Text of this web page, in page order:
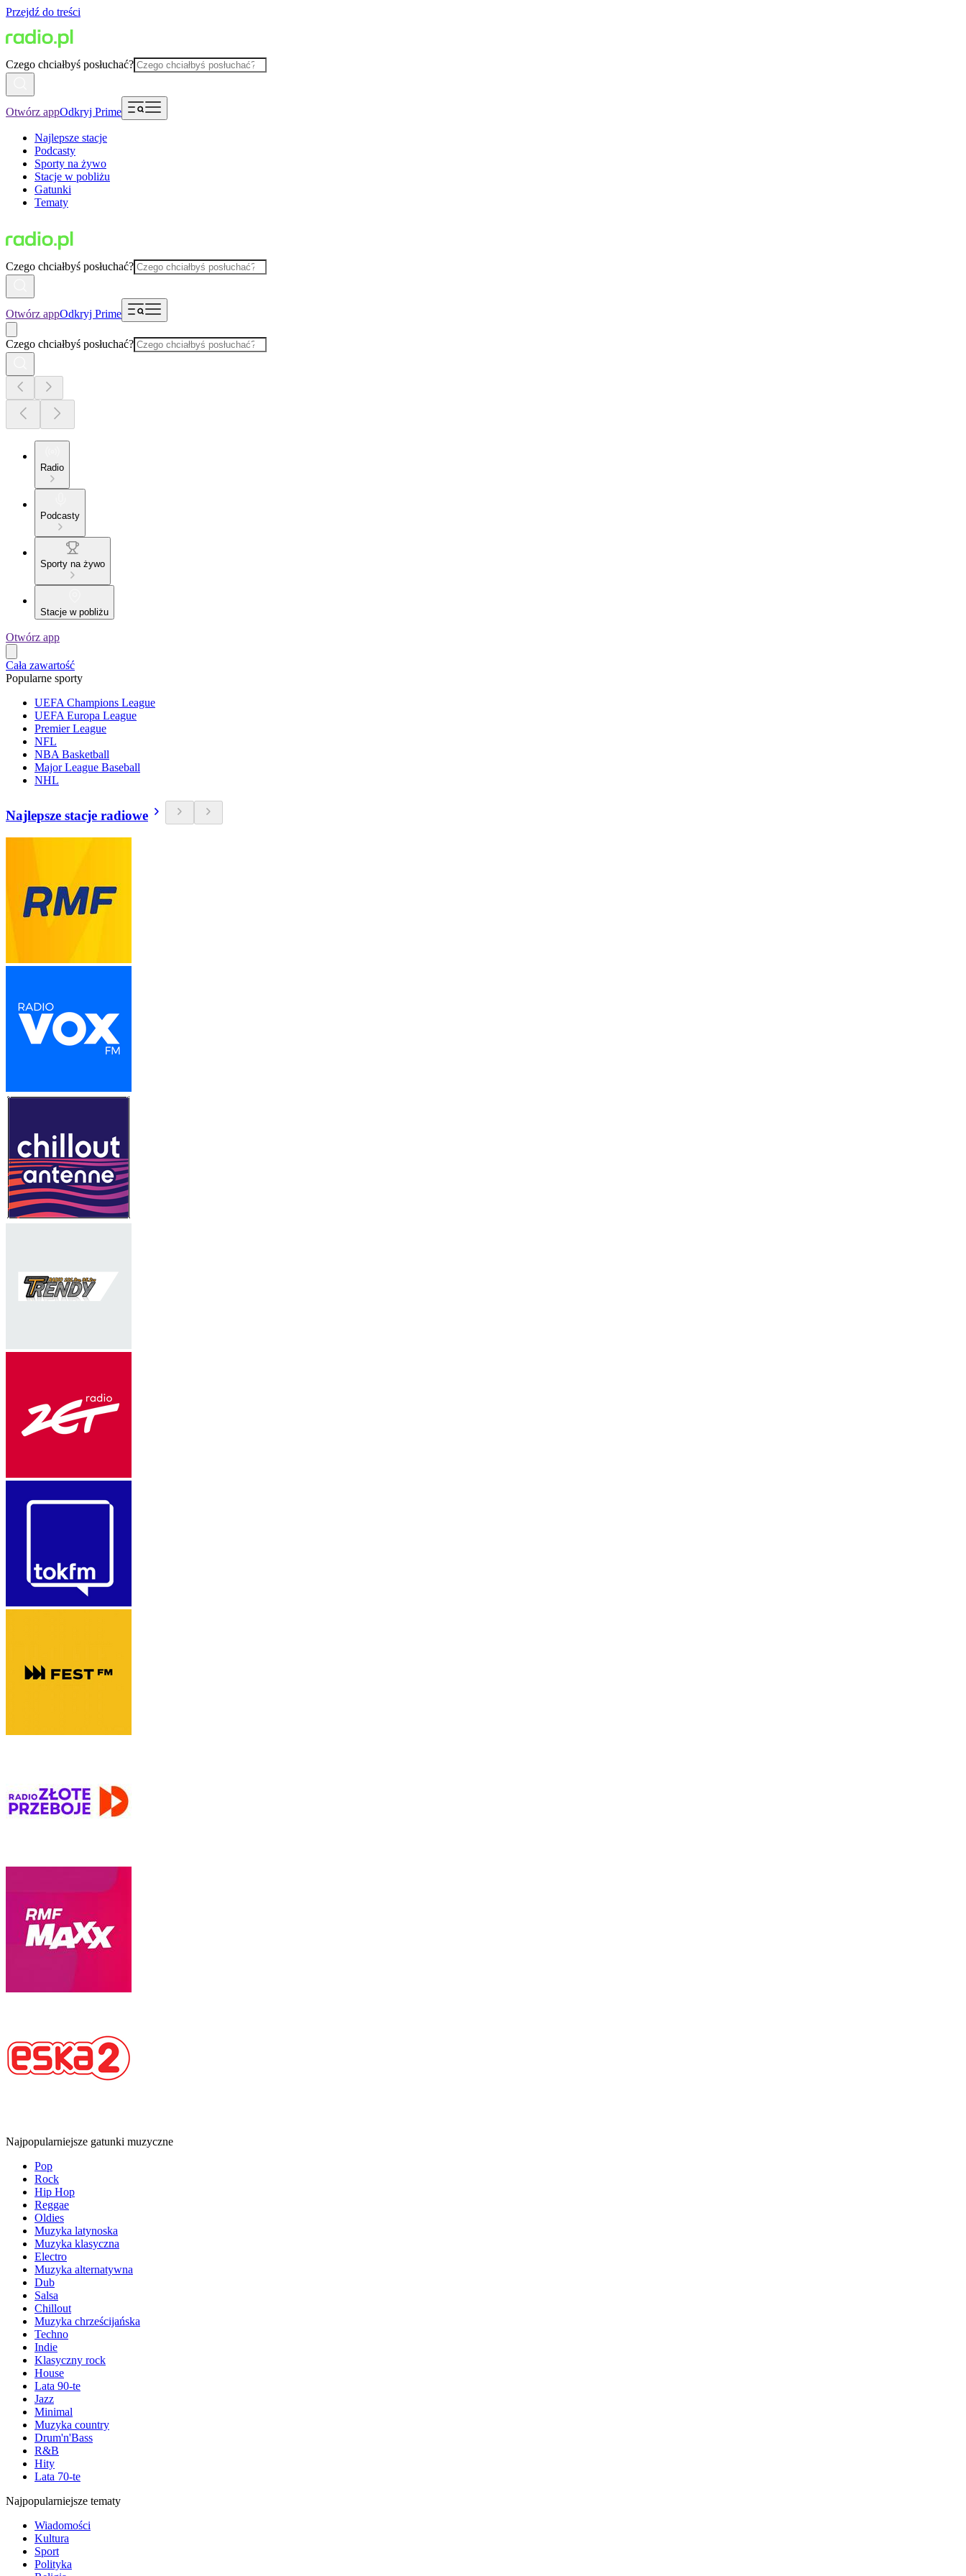
Przejdź do treści
Czego chciałbyś posłuchać?
Otwórz appOdkryj Prime
Najlepsze stacje
Podcasty
Sporty na żywo
Stacje w pobliżu
Gatunki
Tematy
Czego chciałbyś posłuchać?
Otwórz appOdkryj Prime
Czego chciałbyś posłuchać?
Radio
Podcasty
Sporty na żywo
Stacje w pobliżu
Otwórz app
Cała zawartość
Popularne sporty
UEFA Champions League
UEFA Europa League
Premier League
NFL
NBA Basketball
Major League Baseball
NHL
Najlepsze stacje radiowe
Najpopularniejsze gatunki muzyczne
Pop
Rock
Hip Hop
Reggae
Oldies
Muzyka latynoska
Muzyka klasyczna
Electro
Muzyka alternatywna
Dub
Salsa
Chillout
Muzyka chrześcijańska
Techno
Indie
Klasyczny rock
House
Lata 90-te
Jazz
Minimal
Muzyka country
Drum'n'Bass
R&B
Hity
Lata 70-te
Najpopularniejsze tematy
Wiadomości
Kultura
Sport
Polityka